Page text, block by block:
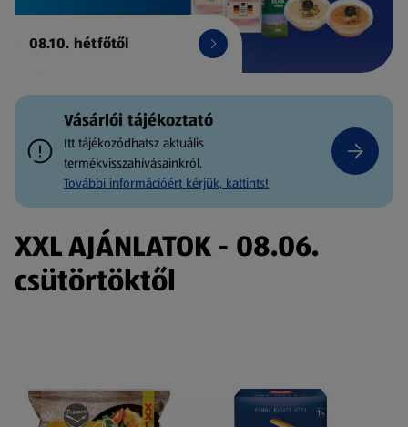
08.10. hétfőtől
Vásárlói tájékoztató
Itt tájékozódhatsz aktuális
termékvisszahívásainkról.
További információért kérjük, kattints!
XXL AJÁNLATOK - 08.06.
csütörtöktől